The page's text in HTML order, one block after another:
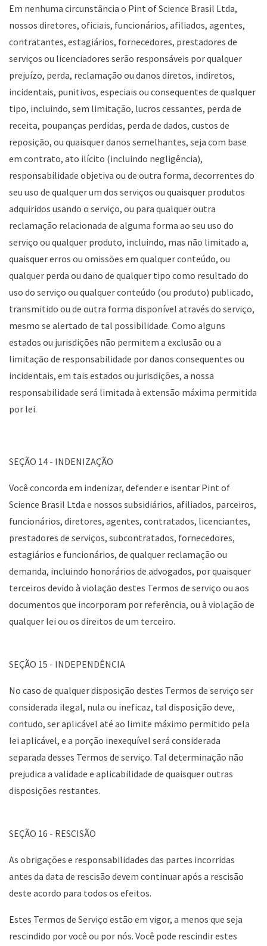
Em nenhuma circunstância o Pint of Science Brasil Ltda,
nossos diretores, oficiais, funcionários, afiliados, agentes,
contratantes, estagiários, fornecedores, prestadores de
serviços ou licenciadores serão responsáveis por qualquer
prejuízo, perda, reclamação ou danos diretos, indiretos,
incidentais, punitivos, especiais ou consequentes de qualquer
tipo, incluindo, sem limitação, lucros cessantes, perda de
receita, poupanças perdidas, perda de dados, custos de
reposição, ou quaisquer danos semelhantes, seja com base
em contrato, ato ilícito (incluindo negligência),
responsabilidade objetiva ou de outra forma, decorrentes do
seu uso de qualquer um dos serviços ou quaisquer produtos
adquiridos usando o serviço, ou para qualquer outra
reclamação relacionada de alguma forma ao seu uso do
serviço ou qualquer produto, incluindo, mas não limitado a,
quaisquer erros ou omissões em qualquer conteúdo, ou
qualquer perda ou dano de qualquer tipo como resultado do
uso do serviço ou qualquer conteúdo (ou produto) publicado,
transmitido ou de outra forma disponível através do serviço,
mesmo se alertado ​​de tal possibilidade. Como alguns
estados ou jurisdições não permitem a exclusão ou a
limitação de responsabilidade por danos consequentes ou
incidentais, em tais estados ou jurisdições, a nossa
responsabilidade será limitada à extensão máxima permitida
por lei.
SEÇÃO 14 - INDENIZAÇÃO
Você concorda em indenizar, defender e isentar Pint of
Science Brasil Ltda e nossos subsidiários, afiliados, parceiros,
funcionários, diretores, agentes, contratados, licenciantes,
prestadores de serviços, subcontratados, fornecedores,
estagiários e funcionários, de qualquer reclamação ou
demanda, incluindo honorários de advogados, por quaisquer
terceiros devido à violação destes Termos de serviço ou aos
documentos que incorporam por referência, ou à violação de
qualquer lei ou os direitos de um terceiro.
SEÇÃO 15 - INDEPENDÊNCIA
No caso de qualquer disposição destes Termos de serviço ser
considerada ilegal, nula ou ineficaz, tal disposição deve,
contudo, ser aplicável até ao limite máximo permitido pela
lei aplicável, e a porção inexequível será considerada
separada desses Termos de serviço. Tal determinação não
prejudica a validade e aplicabilidade de quaisquer outras
disposições restantes.
SEÇÃO 16 - RESCISÃO
As obrigações e responsabilidades das partes incorridas
antes da data de rescisão devem continuar após a rescisão
deste acordo para todos os efeitos.
Estes Termos de Serviço estão em vigor, a menos que seja
rescindido por você ou por nós. Você pode rescindir estes